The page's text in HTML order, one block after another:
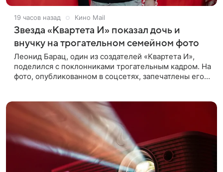
19 часов назад Кино Mail
Звезда «Квартета И» показал дочь и
внучку на трогательном семейном фото
Леонид Барац, один из создателей «Квартета И»,
поделился с поклонниками трогательным кадром. На
фото, опубликованном в соцсетях, запечатлены его